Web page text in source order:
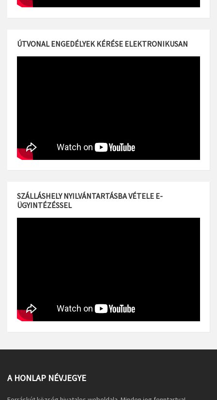
ÚTVONAL ENGEDÉLYEK KÉRÉSE ELEKTRONIKUSAN
SZÁLLÁSHELY NYILVÁNTARTÁSBA VÉTELE E-
ÜGYINTÉZÉSSEL
A HONLAP NÉVJEGYE